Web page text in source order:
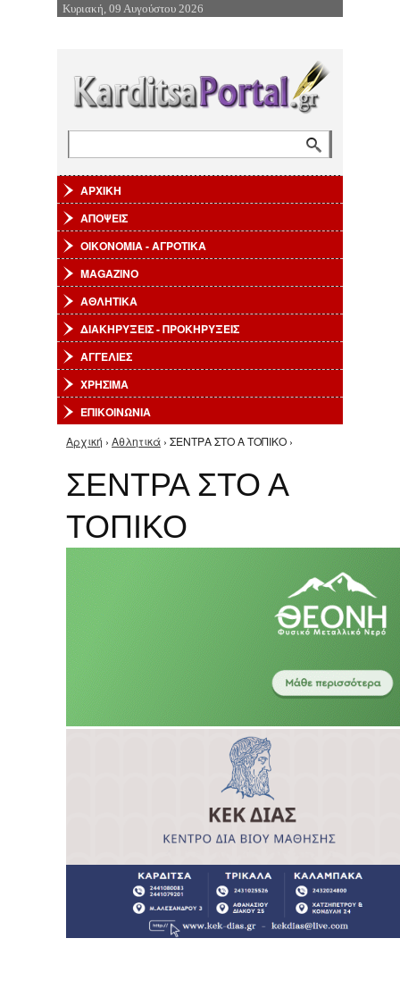
Επιστροφή στην Πλοήγηση
Κυριακή, 09 Αυγούστου 2026
ΑΡΧΙΚΗ
ΑΠΟΨΕΙΣ
ΟΙΚΟΝΟΜΙΑ - ΑΓΡΟΤΙΚΑ
MAGAZINO
ΑΘΛΗΤΙΚΑ
ΔΙΑΚΗΡΥΞΕΙΣ - ΠΡΟΚΗΡΥΞΕΙΣ
ΑΓΓΕΛΙΕΣ
ΧΡΗΣΙΜΑ
ΕΠΙΚΟΙΝΩΝΙΑ
Είστε εδώ
Αρχική › Αθλητικά › ΣΕΝΤΡΑ ΣΤΟ Α ΤΟΠΙΚΟ ›
ΣΕΝΤΡΑ ΣΤΟ Α
ΤΟΠΙΚΟ